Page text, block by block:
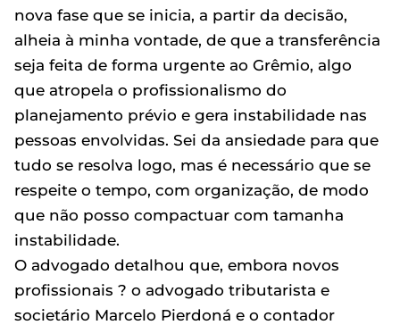
nova fase que se inicia, a partir da decisão,
alheia à minha vontade, de que a transferência
seja feita de forma urgente ao Grêmio, algo
que atropela o profissionalismo do
planejamento prévio e gera instabilidade nas
pessoas envolvidas. Sei da ansiedade para que
tudo se resolva logo, mas é necessário que se
respeite o tempo, com organização, de modo
que não posso compactuar com tamanha
instabilidade.
O advogado detalhou que, embora novos
profissionais ? o advogado tributarista e
societário Marcelo Pierdoná e o contador